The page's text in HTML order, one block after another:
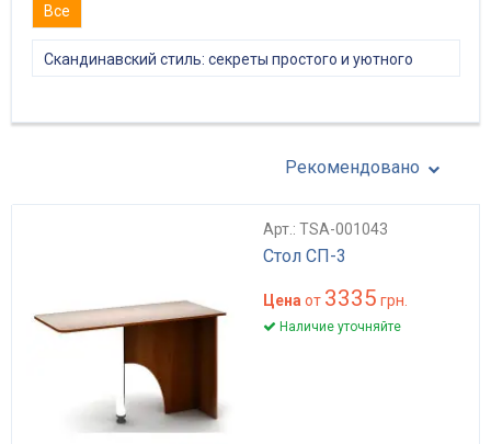
Все
Скандинавский стиль: секреты простого и уютного
Рекомендовано
Арт.: TSA-001043
Стол СП-3
Цена от 3335 грн.
Наличие уточняйте